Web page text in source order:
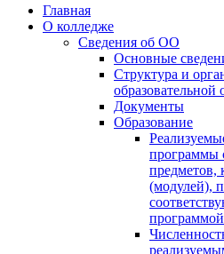
Главная
О колледже
Сведения об ОО
Основные
Структура и
образовательной
Документы
Образование
программы
предметов,
(модулей),
программой